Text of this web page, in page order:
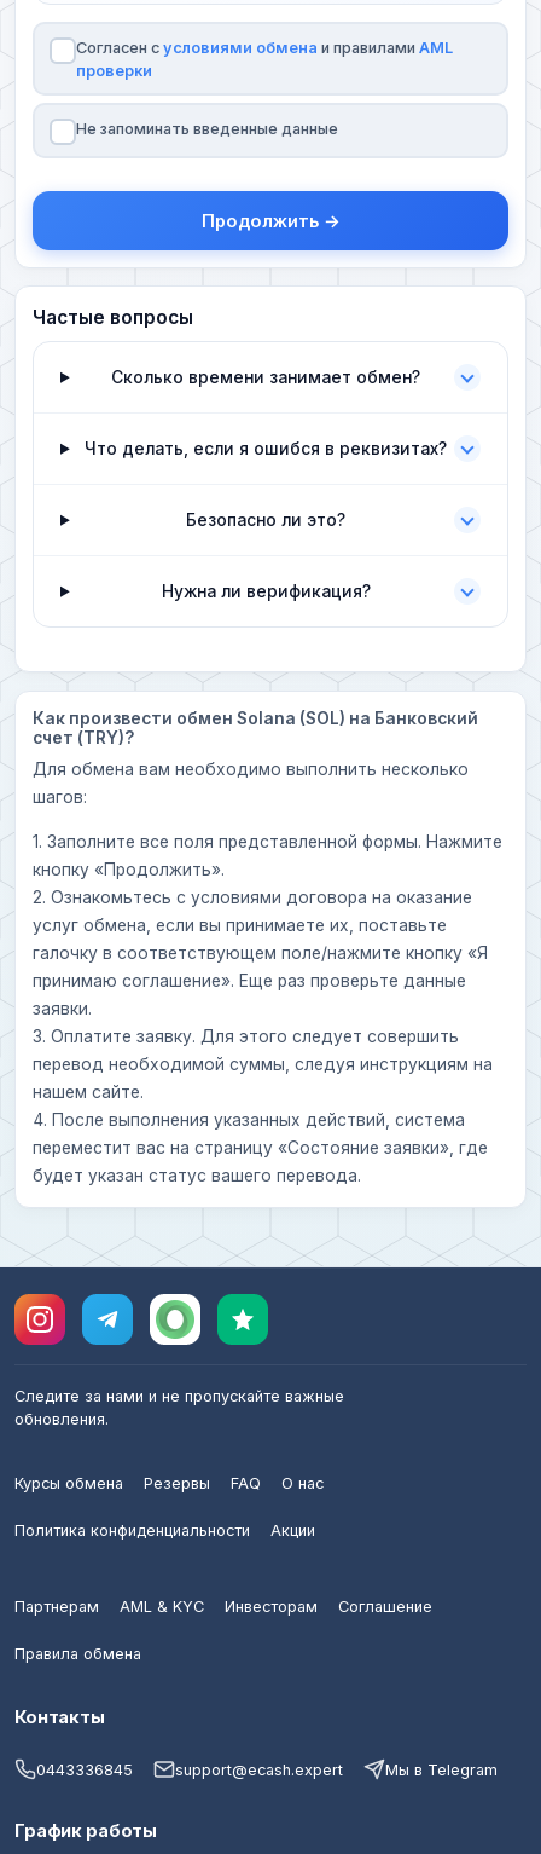
Согласен с условиями обмена и правилами AML
проверки
Не запоминать введенные данные
Продолжить →
Частые вопросы
Сколько времени занимает обмен?
Что делать, если я ошибся в реквизитах?
Безопасно ли это?
Нужна ли верификация?
Как произвести обмен Solana (SOL) на Банковский
счет (TRY)?
Для обмена вам необходимо выполнить несколько
шагов:
1. Заполните все поля представленной формы. Нажмите
кнопку «Продолжить».
2. Ознакомьтесь с условиями договора на оказание
услуг обмена, если вы принимаете их, поставьте
галочку в соответствующем поле/нажмите кнопку «Я
принимаю соглашение». Еще раз проверьте данные
заявки.
3. Оплатите заявку. Для этого следует совершить
перевод необходимой суммы, следуя инструкциям на
нашем сайте.
4. После выполнения указанных действий, система
переместит вас на страницу «Состояние заявки», где
будет указан статус вашего перевода.
Следите за нами и не пропускайте важные
обновления.
Курсы обмена Резервы FAQ О нас
Политика конфиденциальности Акции
Партнерам AML & KYC Инвесторам Соглашение
Правила обмена
Контакты
0443336845 support@ecash.expert Мы в Telegram
График работы